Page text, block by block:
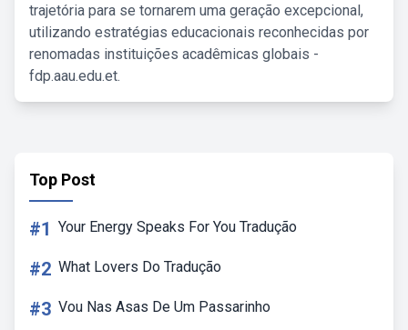
trajetória para se tornarem uma geração excepcional,
utilizando estratégias educacionais reconhecidas por
renomadas instituições acadêmicas globais -
fdp.aau.edu.et.
Top Post
#1 Your Energy Speaks For You Tradução
#2 What Lovers Do Tradução
#3 Vou Nas Asas De Um Passarinho